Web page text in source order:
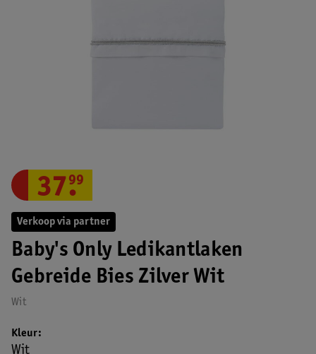
Verkoop via partner
Baby's Only Ledikantlaken
Gebreide Bies Zilver Wit
Wit
37.
99
Kleur
Wit